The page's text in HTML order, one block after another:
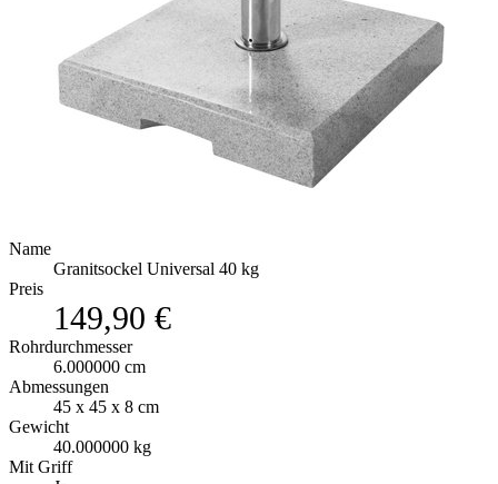
Name
Granitsockel Universal 40 kg
Preis
149,90 €
Rohrdurchmesser
6.000000 cm
Abmessungen
45 x 45 x 8 cm
Gewicht
40.000000 kg
Mit Griff